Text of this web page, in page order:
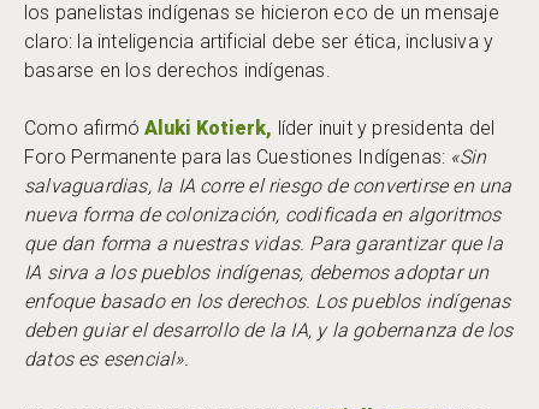
los panelistas indígenas se hicieron eco de un mensaje
claro: la inteligencia artificial debe ser ética, inclusiva y
basarse en los derechos indígenas.
Como afirmóAluki Kotierk, líder inuit y presidenta del
Foro Permanente para las Cuestiones Indígenas: «Sin
salvaguardias, la IA corre el riesgo de convertirse en una
nueva forma de colonización, codificada en algoritmos
que dan forma a nuestras vidas. Para garantizar que la
IA sirva a los pueblos indígenas, debemos adoptar un
enfoque basado en los derechos. Los pueblos indígenas
deben guiar el desarrollo de la IA, y la gobernanza de los
datos es esencial».